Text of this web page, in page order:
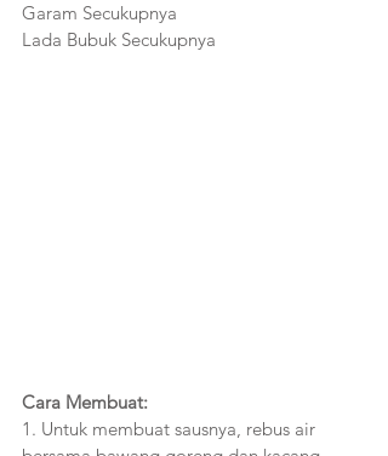
Garam Secukupnya
Lada Bubuk Secukupnya
Cara Membuat:
1. Untuk membuat sausnya, rebus air